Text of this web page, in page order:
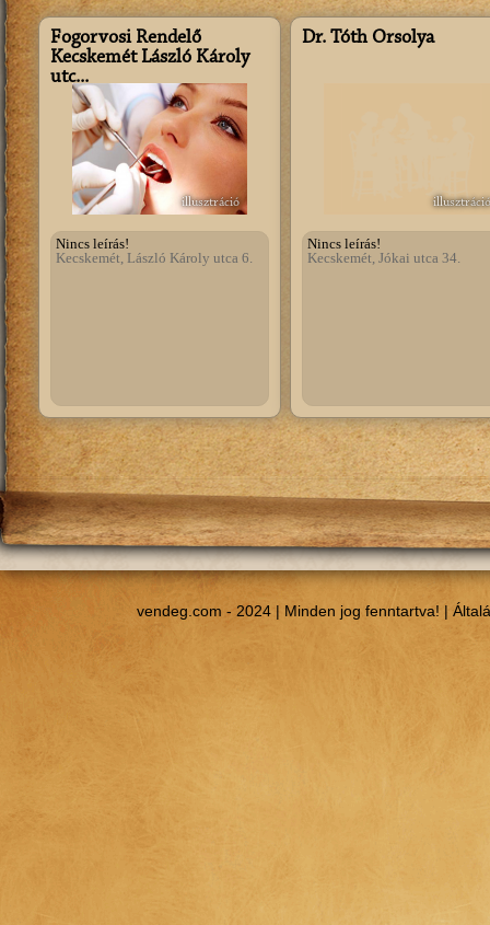
Fogorvosi Rendelő
Kecskemét László Károly
utc...
illusztráció
Nincs leírás!
Kecskemét, László Károly utca 6.
Dr. Tóth Orsolya
illusztráció
Nincs leírás!
Kecskemét, Jókai utca 34.
vendeg.com - 2024 | Minden jog fenntartva! |